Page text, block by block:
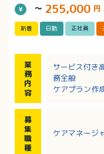
～ 255,000 円
新着 日勤 正社員
業
務
内
容
サービス付き
務全般
ケアプラン作
・サービス調
募
集
職
種
ケアマネージ